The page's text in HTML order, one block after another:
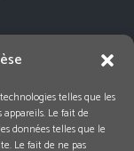
telles que les
Le fait de
données telles que le
Le fait de ne pas